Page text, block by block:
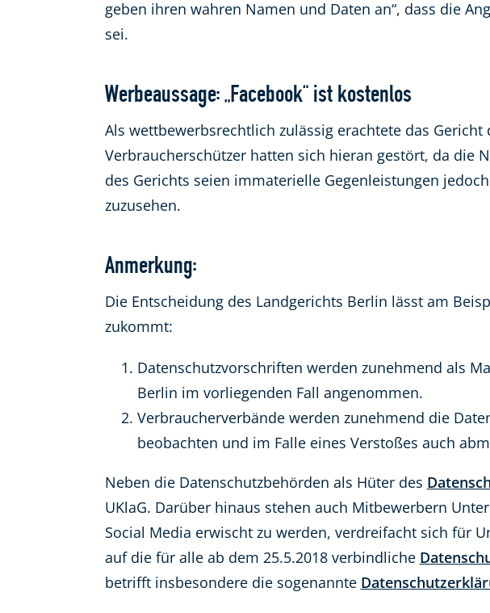
geben ihren wahren Namen und Daten an“, dass die
sei.
Werbeaussage: „Facebook“ ist kostenlos
Als wettbewerbsrechtlich zulässig erachtete das Gericht
Verbraucherschützer hatten sich hieran gestört, da die
des Gerichts seien immaterielle Gegenleistungen
zuzusehen.
Anmerkung:
Die Entscheidung des Landgerichts Berlin lässt am
zukommt:
Datenschutzvorschriften werden zunehmend als
Berlin im vorliegenden Fall angenommen.
Verbraucherverbände werden zunehmend die
beobachten und im Falle eines Verstoßes auch
Neben die Datenschutzbehörden als Hüter des
UKlaG. Darüber hinaus stehen auch Mitbewerbern
Social Media erwischt zu werden, verdreifacht sich für
auf die für alle ab dem 25.5.2018 verbindliche
betrifft insbesondere die sogenannte